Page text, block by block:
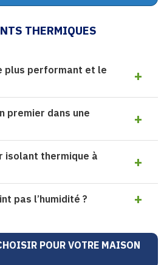
POUR VOTRE MAISON
THERMIQUES
plus performant et le
premier dans une
isolant thermique à
pas l’humidité ?